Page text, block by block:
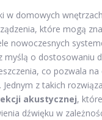
w domowych
które mogą
nowoczesnych
myślą o dostosowaniu
co pozwala na
Jednym z takich
akustycznej,
dźwięku w